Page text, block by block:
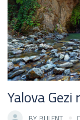
Yalova Gezi